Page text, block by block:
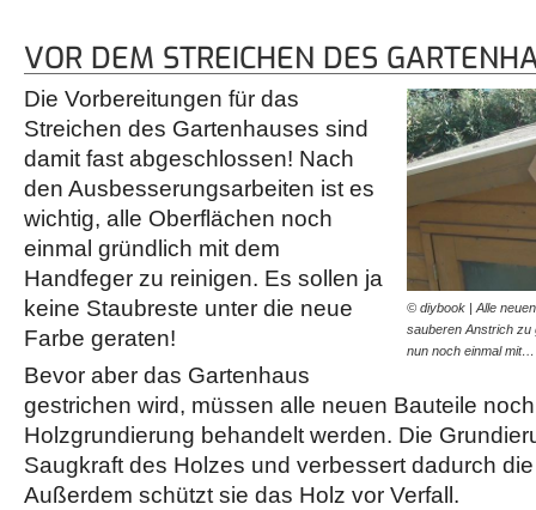
VOR DEM STREICHEN DES
© diybook | Alle
sauberen Anstrich zu
nun noch einmal mit…
Die Vorbereitungen für das
Streichen des Gartenhauses sind
damit fast abgeschlossen! Nach
den Ausbesserungsarbeiten ist es
wichtig, alle Oberflächen noch
einmal gründlich mit dem
Handfeger zu reinigen. Es sollen ja
keine Staubreste unter die neue
Farbe geraten!
Bevor aber das Gartenhaus
gestrichen wird, müssen alle neuen Bauteile
Holzgrundierung behandelt werden. Die
Saugkraft des Holzes und verbessert dadurch
Außerdem schützt sie das Holz vor Verfall.